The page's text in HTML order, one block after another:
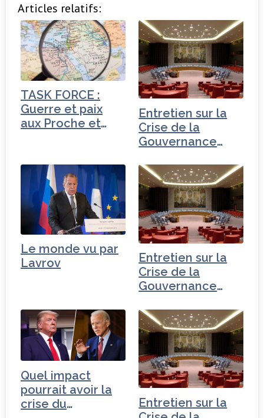
c
e
b
o
o
k
it
t
e
r
k
e
dI
n
ta
g
e
r
Articles relatifs:
TASK FORCE :
Guerre et paix
aux Proche et
Entretien sur la
Crise de la
Gouvernance
Turquie
Le monde vu par
Lavrov
Entretien sur la
Crise de la
Gouvernance
Quel impact
pourrait avoir la
crise du
Entretien sur la